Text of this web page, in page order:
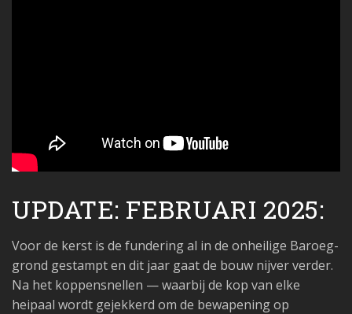
UPDATE: FEBRUARI 2025:
Voor de kerst is de fundering al in de onheilige Baroeg-
grond gestampt en dit jaar gaat de bouw nijver verder.
Na het koppensnellen — waarbij de kop van elke
heipaal wordt gejekkerd om de bewapening op